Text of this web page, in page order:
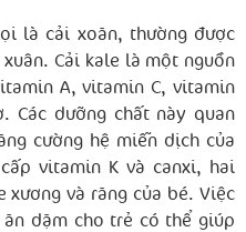
là cải xoăn, thường được
Cải kale là một nguồn
A, vitamin C, vitamin
Các dưỡng chất này quan
cường hệ miễn dịch của
vitamin K và canxi, hai
xương và răng của bé. Việc
dặm cho trẻ có thể giúp